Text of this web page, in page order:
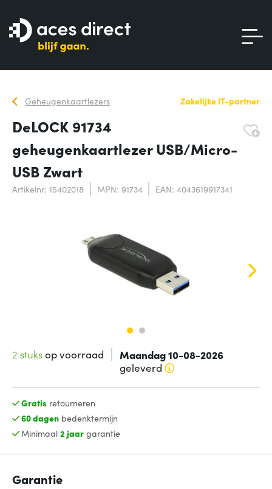
Geheugenkaartlezers Zakelijke IT-partner
DeLOCK 91734
geheugenkaartlezer USB/Micro-
USB Zwart
Artikelnr: 15402018 MPN: 91734 EAN: 4043619917341
2 stuksop voorraad Maandag 10-08-2026
geleverd
Gratis retourneren
60 dagenbedenktermijn
Minimaal 2 jaargarantie
Garantie